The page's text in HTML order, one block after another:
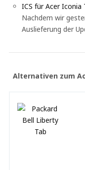
ICS für Acer Iconia
Nachdem wir
Auslieferung der
Alternativen zum